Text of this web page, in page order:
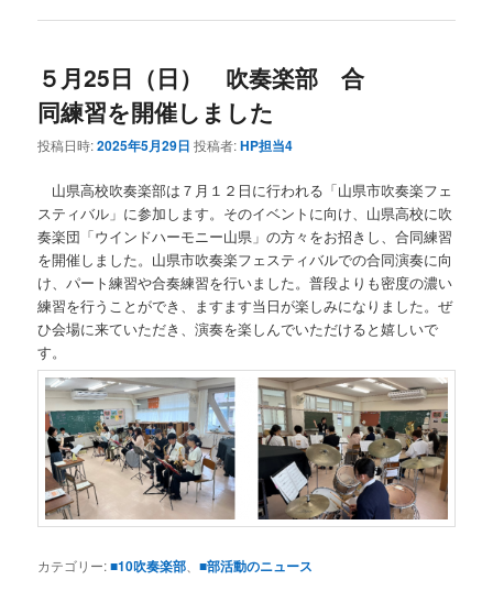
５月25日（日） 吹奏楽部 合
同練習を開催しました
投稿日時:2025年5月29日 投稿者:HP担当4
山県高校吹奏楽部は７月１２日に行われる「山県市吹奏楽フェ
スティバル」に参加します。そのイベントに向け、山県高校に吹
奏楽団「ウインドハーモニー山県」の方々をお招きし、合同練習
を開催しました。山県市吹奏楽フェスティバルでの合同演奏に向
け、パート練習や合奏練習を行いました。普段よりも密度の濃い
練習を行うことができ、ますます当日が楽しみになりました。ぜ
ひ会場に来ていただき、演奏を楽しんでいただけると嬉しいで
す。
カテゴリー:■10吹奏楽部 、■部活動のニュース